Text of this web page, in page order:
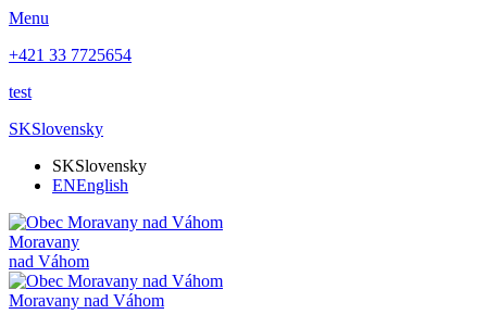
Menu
+421 33 7725654
test
SKSlovensky
SKSlovensky
ENEnglish
Moravany
nad Váhom
Moravany nad Váhom